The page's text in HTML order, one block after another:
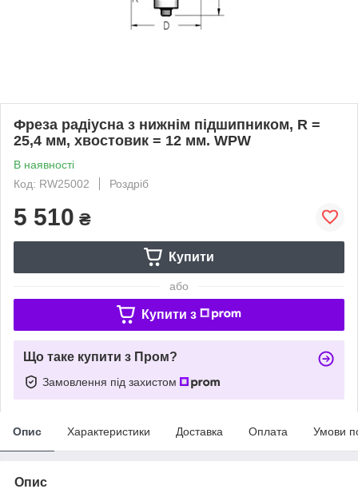
Фреза радіусна з нижнім підшипником, R =
25,4 мм, хвостовик = 12 мм. WPW
В наявності
Код: RW25002
Роздріб
5 510 ₴
Купити
або
Купити з
Що таке купити з Пром?
Замовлення під захистом
Опис Характеристики Доставка Оплата Умови
Опис